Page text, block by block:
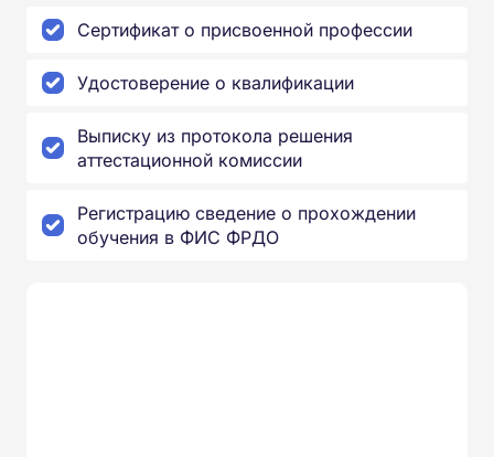
Сертификат о присвоенной профессии
Удостоверение о квалификации
Выписку из протокола решения
аттестационной комиссии
Регистрацию сведение о прохождении
обучения в ФИС ФРДО